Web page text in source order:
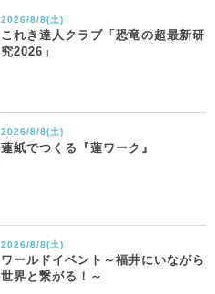
2026/8/8(土)
これき達人クラブ「恐竜の超最新研
究2026」
2026/8/8(土)
蓮紙でつくる『蓮ワーク』
2026/8/8(土)
ワールドイベント～福井にいながら
世界と繋がる！～